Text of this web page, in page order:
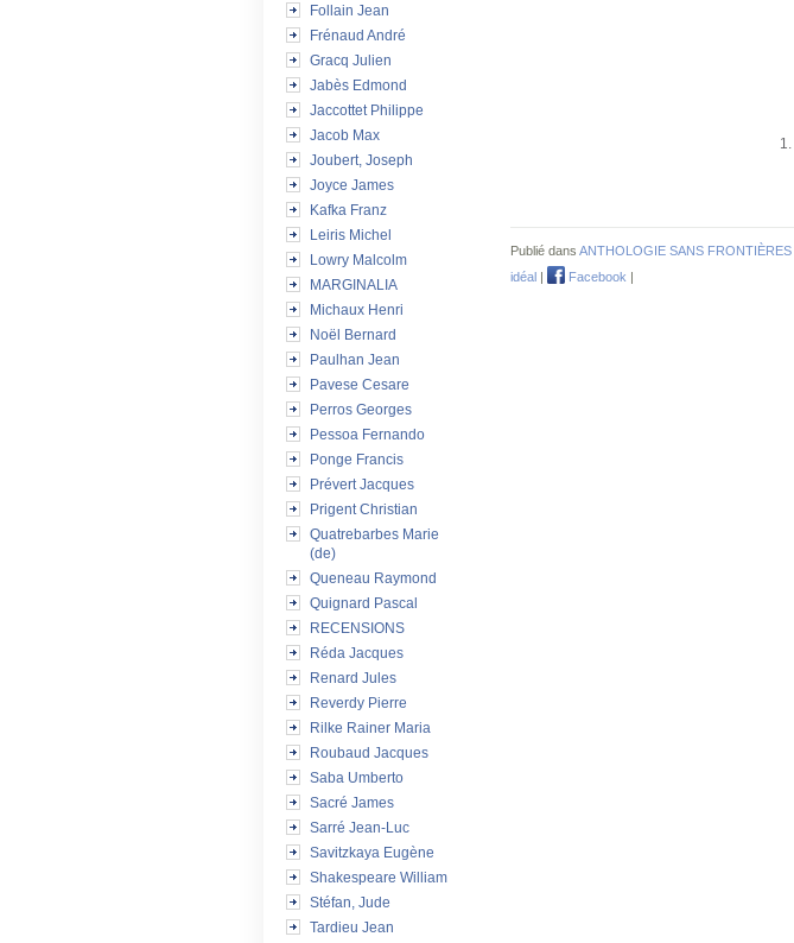
Follain Jean
Frénaud André
Gracq Julien
Jabès Edmond
Jaccottet Philippe
Jacob Max
Joubert, Joseph
Joyce James
Kafka Franz
Leiris Michel
Lowry Malcolm
MARGINALIA
Michaux Henri
Noël Bernard
Paulhan Jean
Pavese Cesare
Perros Georges
Pessoa Fernando
Ponge Francis
Prévert Jacques
Prigent Christian
Quatrebarbes Marie
(de)
Queneau Raymond
Quignard Pascal
RECENSIONS
Réda Jacques
Renard Jules
Reverdy Pierre
Rilke Rainer Maria
Roubaud Jacques
Saba Umberto
Sacré James
Sarré Jean-Luc
Savitzkaya Eugène
Shakespeare William
Stéfan, Jude
Tardieu Jean
Publié dans ANTHOLOGIE SANS FRONTIÈRES
idéal | Facebook |